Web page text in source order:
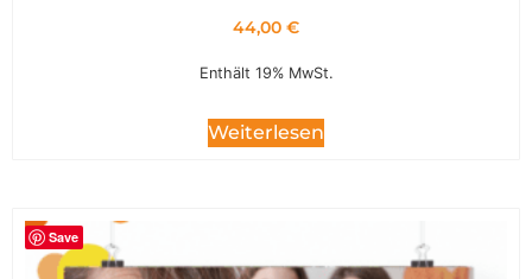
44,00 €
Enthält 19% MwSt.
Weiterlesen
Save